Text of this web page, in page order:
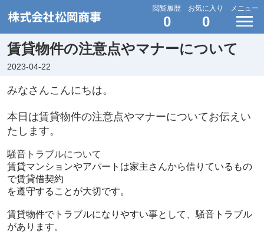
閲覧履歴
0
お気に入り
0
メニュー
賃貸物件の注意点やマナーについて
2023-04-22
みなさんこんにちは。
本日は賃貸物件の注意点やマナーについてお伝えい
たします。
騒音トラブルについて
賃貸マンションやアパートは家主さんから借りているもの
で賃貸借契約
を遵守することが大切です。
賃貸物件でトラブルになりやすい事として、騒音トラブル
があります。